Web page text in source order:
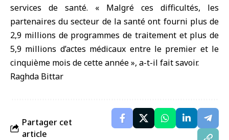
services de santé. « Malgré ces difficultés, les
partenaires du secteur de la santé ont fourni plus de
2,9 millions de programmes de traitement et plus de
5,9 millions d’actes médicaux entre le premier et le
cinquième mois de cette année », a-t-il fait savoir.
Raghda Bittar
Partager cet
article